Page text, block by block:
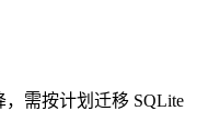
，需按计划迁移 SQLite